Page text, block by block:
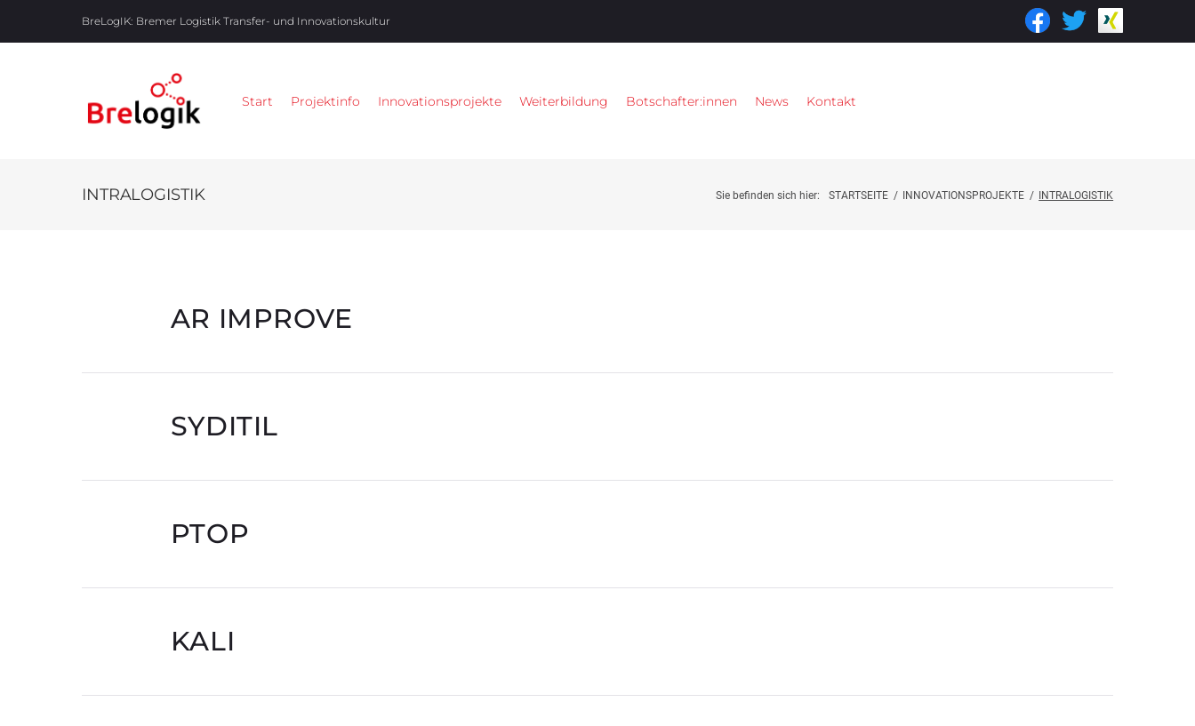
BreLogIK: Bremer Logistik Transfer- und Innovationskultur
Start Projektinfo Innovationsprojekte Weiterbildung Botschafter:innen News Kontakt
INTRALOGISTIK Sie befinden sich hier: STARTSEITE / INNOVATIONSPROJEKTE / INTRALOGISTIK
AR IMPROVE
SYDITIL
PTOP
KALI